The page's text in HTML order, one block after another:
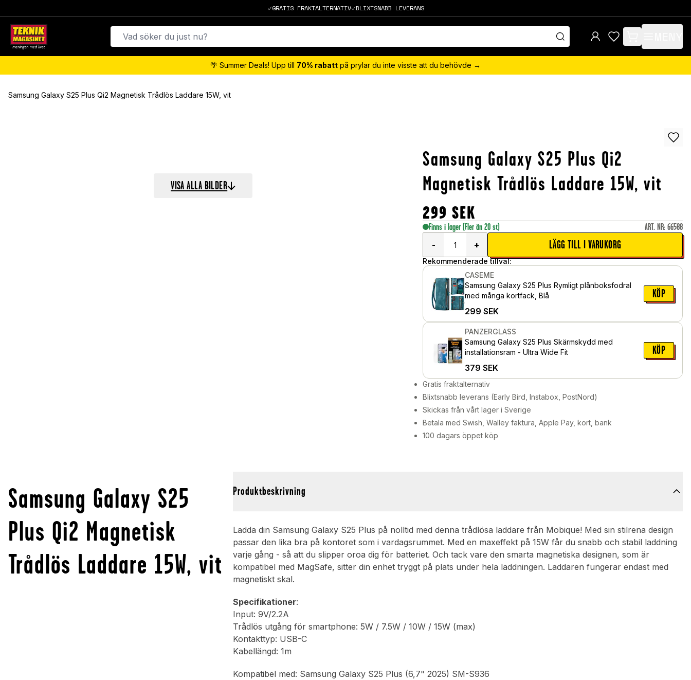
GRATIS FRAKTALTERNATIV BLIXTSNABB LEVERANS
items in cart, view
🌴 Summer Deals! Upp till 70% rabatt på prylar du inte visste att du behövde →
Samsung Galaxy S25 Plus Qi2 Magnetisk Trådlös Laddare 15W, vit
VISA ALLA BILDER
Samsung Galaxy S25 Plus Qi2
Magnetisk Trådlös Laddare 15W, vit
299 SEK
Finns i lager (Fler än 20 st) ART. NR: 66588
-
+ LÄGG TILL I VARUKORG
Rekommenderade tillval:
CASEME
Samsung Galaxy S25 Plus Rymligt plånboksfodral
med många kortfack, Blå
299 SEK
KÖP
PANZERGLASS
Samsung Galaxy S25 Plus Skärmskydd med
installationsram - Ultra Wide Fit
379 SEK
KÖP
Gratis fraktalternativ
Blixtsnabb leverans (Early Bird, Instabox, PostNord)
Skickas från vårt lager i Sverige
Betala med Swish, Walley faktura, Apple Pay, kort, bank
100 dagars öppet köp
Samsung Galaxy S25
Plus Qi2 Magnetisk
Trådlös Laddare 15W, vit
Produktbeskrivning
Ladda din Samsung Galaxy S25 Plus på nolltid med denna trådlösa laddare från Mobique! Med sin stilrena design
passar den lika bra på kontoret som i vardagsrummet. Med en maxeffekt på 15W får du snabb och stabil laddning
varje gång - så att du slipper oroa dig för batteriet. Och tack vare den smarta magnetiska designen, som är
kompatibel med MagSafe, sitter din enhet tryggt på plats under hela laddningen. Laddaren fungerar endast med
magnetiskt skal.
Specifikationer:
Input: 9V/2.2A
Trådlös utgång för smartphone: 5W / 7.5W / 10W / 15W (max)
Kontakttyp: USB-C
Kabellängd: 1m
Kompatibel med: Samsung Galaxy S25 Plus (6,7" 2025) SM-S936